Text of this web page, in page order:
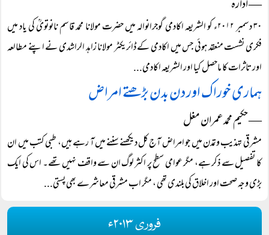
― ادارہ
۳۰ دسمبر ۲۰۱۲ء کو الشریعہ اکادمی گوجرانوالہ میں حضرت مولانا محمد قاسم نانوتویؒ کی یاد میں
فکری نشست منعقد ہوئی جس میں اکادمی کے ڈائریکٹر مولانا زاہد الراشدی نے اپنے مطالعہ
اور تاثرات کا ماحصل کیا اور الشریعہ اکادمی...
ہماری خوراک اور دن بدن بڑھتے امراض
― حکیم محمد عمران مغل
مشرقی تہذیب وتمدن میں جو امراض آج کل دیکھنے سننے میں آ رہے ہیں، طبی کتب میں ان
کا تفصیل سے ذکر ہے، مگر عوامی سطح پر اکثر لوگ ان سے واقف نہیں تھے۔ اس کی ایک
بڑی وجہ صحت اور اخلاق کی بلندی تھی ، مگر اب مشرقی معاشرے بھی پستی...
فروری ۲۰۱۳ء